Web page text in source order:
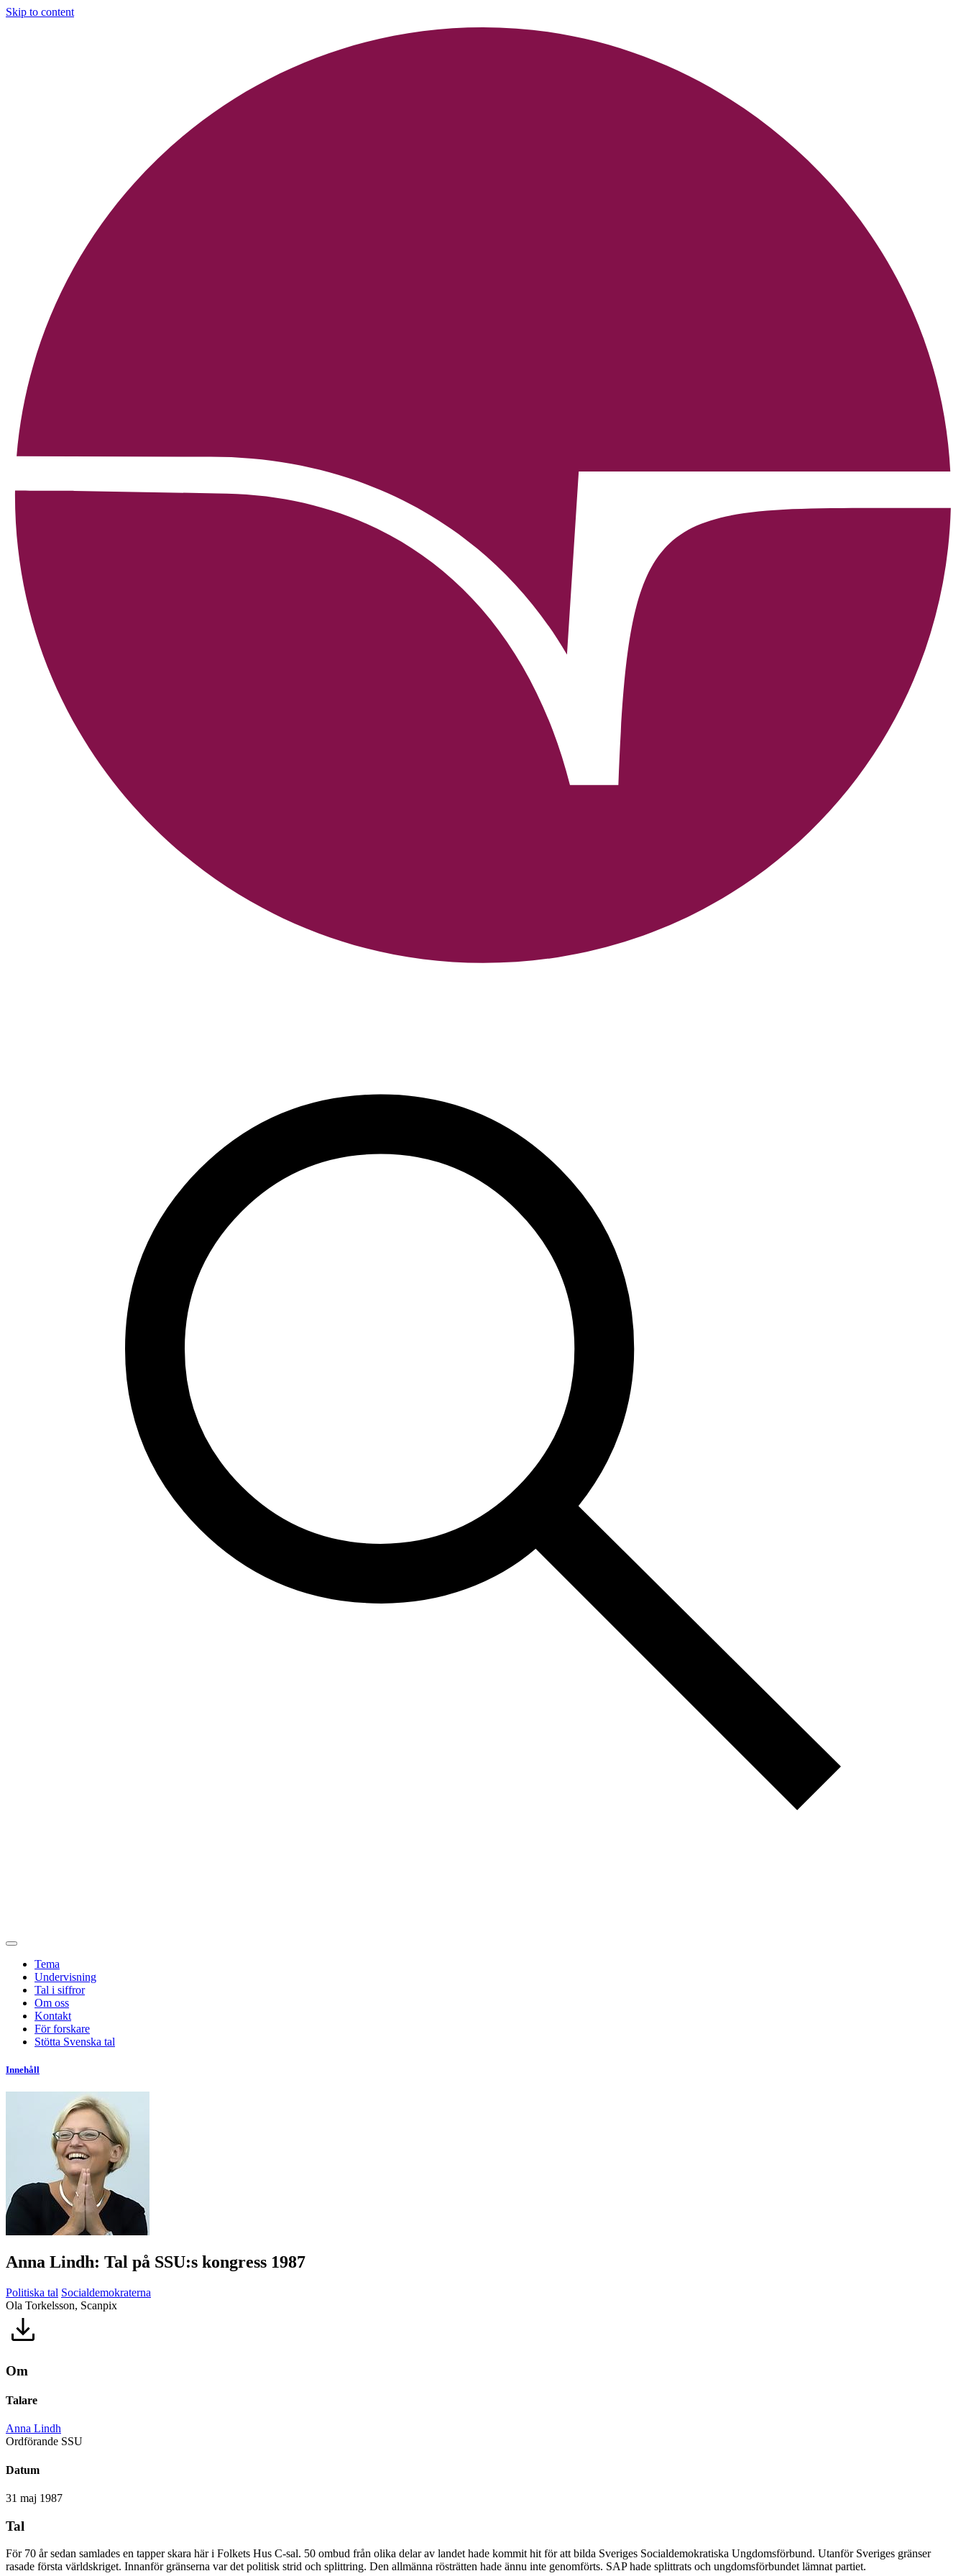
Skip to content
Tema
Undervisning
Tal i siffror
Om oss
Kontakt
För forskare
Stötta Svenska tal
Innehåll
Anna Lindh: Tal på SSU:s kongress 1987
Politiska tal Socialdemokraterna
Ola Torkelsson, Scanpix
Om
Talare
Anna Lindh
Ordförande SSU
Datum
31 maj 1987
Tal
För 70 år sedan samlades en tapper skara här i Folkets Hus C-sal. 50 ombud från olika delar av landet hade kommit hit för att bilda Sveriges Socialdemokratiska Ungdomsförbund. Utanför Sveriges gränser
rasade första världskriget. Innanför gränserna var det politisk strid och splittring. Den allmänna rösträtten hade ännu inte genomförts. SAP hade splittrats och ungdomsförbundet lämnat partiet.